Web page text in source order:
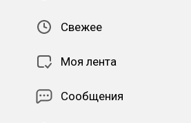
Свежее
Моя лента
Сообщения